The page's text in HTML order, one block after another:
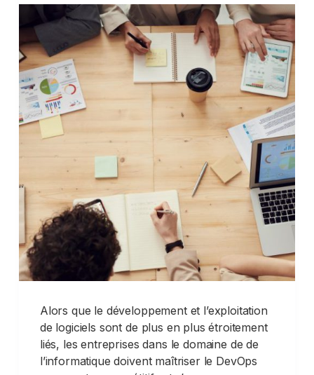
Alors que le développement et l’exploitation
de logiciels sont de plus en plus étroitement
liés, les entreprises dans le domaine de de
l’informatique doivent maîtriser le DevOps